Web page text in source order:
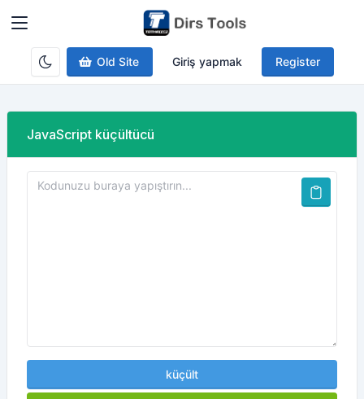
Old Site Giriş yapmak Register
JavaScript küçültücü
küçült